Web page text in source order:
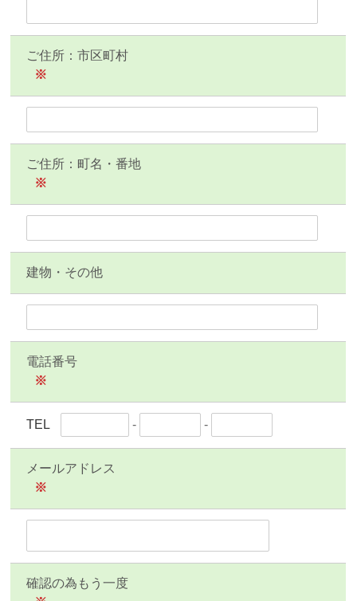
ご住所：市区町村
※
ご住所：町名・番地
※
建物・その他
電話番号
※
TEL - -
メールアドレス
※
確認の為もう一度